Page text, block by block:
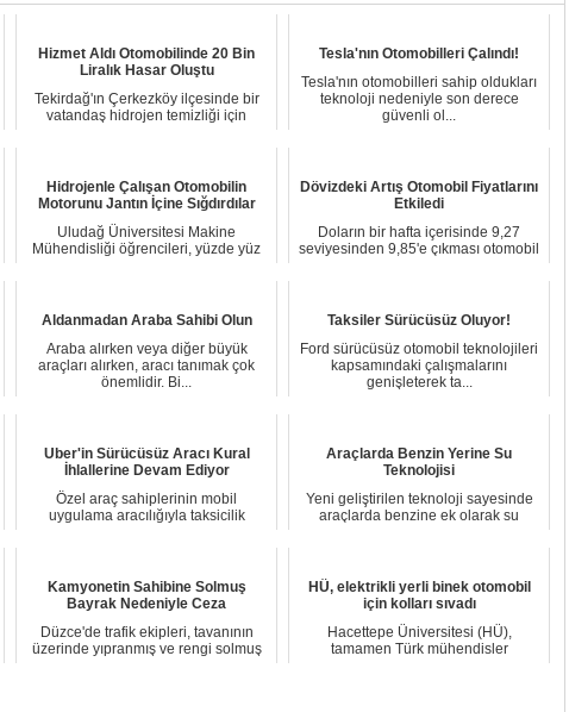
Hizmet Aldı Otomobilinde 20 Bin
Liralık Hasar Oluştu
Tekirdağ'ın Çerkezköy ilçesinde bir
vatandaş hidrojen temizliği için
Tesla'nın Otomobilleri Çalındı!
Tesla'nın otomobilleri sahip oldukları
teknoloji nedeniyle son derece
güvenli ol...
Hidrojenle Çalışan Otomobilin
Motorunu Jantın İçine Sığdırdılar
Uludağ Üniversitesi Makine
Mühendisliği öğrencileri, yüzde yüz
Dövizdeki Artış Otomobil Fiyatlarını
Etkiledi
Doların bir hafta içerisinde 9,27
seviyesinden 9,85'e çıkması otomobil
Aldanmadan Araba Sahibi Olun
Araba alırken veya diğer büyük
araçları alırken, aracı tanımak çok
önemlidir. Bi...
Taksiler Sürücüsüz Oluyor!
Ford sürücüsüz otomobil teknolojileri
kapsamındaki çalışmalarını
genişleterek ta...
Uber'in Sürücüsüz Aracı Kural
İhlallerine Devam Ediyor
Özel araç sahiplerinin mobil
uygulama aracılığıyla taksicilik
Araçlarda Benzin Yerine Su
Teknolojisi
Yeni geliştirilen teknoloji sayesinde
araçlarda benzine ek olarak su
Kamyonetin Sahibine Solmuş
Bayrak Nedeniyle Ceza
Düzce'de trafik ekipleri, tavanının
üzerinde yıpranmış ve rengi solmuş
HÜ, elektrikli yerli binek otomobil
için kolları sıvadı
Hacettepe Üniversitesi (HÜ),
tamamen Türk mühendisler